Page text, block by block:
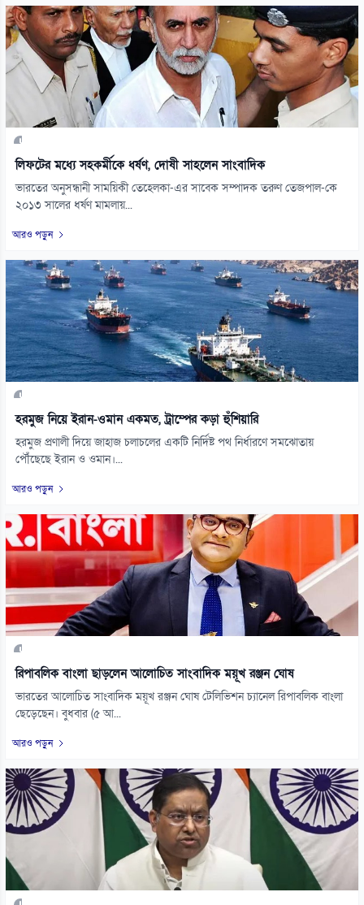
লিফটের মধ্যে সহকর্মীকে ধর্ষণ, দোষী সাহলেন সাংবাদিক
ভারতের অনুসন্ধানী সাময়িকী তেহেলকা-এর সাবেক সম্পাদক তরুণ তেজপাল-কে
২০১৩ সালের ধর্ষণ মামলায়...
আরও পড়ুন
হরমুজ নিয়ে ইরান-ওমান একমত, ট্রাম্পের কড়া হুঁশিয়ারি
হরমুজ প্রণালী দিয়ে জাহাজ চলাচলের একটি নির্দিষ্ট পথ নির্ধারণে সমঝোতায়
পৌঁছেছে ইরান ও ওমান।...
আরও পড়ুন
রিপাবলিক বাংলা ছাড়লেন আলোচিত সাংবাদিক ময়ূখ রঞ্জন ঘোষ
ভারতের আলোচিত সাংবাদিক ময়ূখ রঞ্জন ঘোষ টেলিভিশন চ্যানেল রিপাবলিক বাংলা
ছেড়েছেন। বুধবার (৫ আ...
আরও পড়ুন